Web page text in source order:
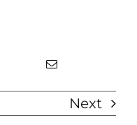
Next